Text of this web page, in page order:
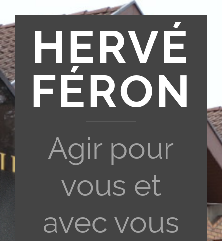
HERVÉ
FÉRON
Agir pour
vous et
avec vous